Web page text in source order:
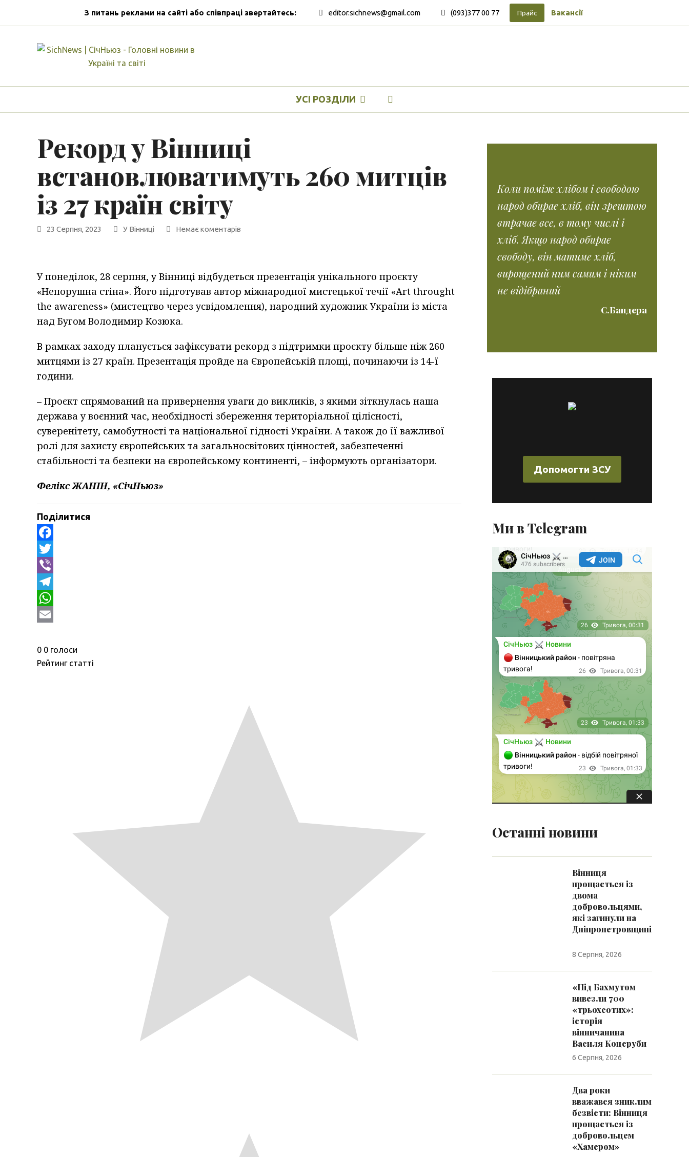
З питань реклами на сайті або співпраці звертайтесь: editor.sichnews@gmail.com (093)377 00 77 Прайс Вакансії
УСІ РОЗДІЛИ
Рекорд у Вінниці
встановлюватимуть 260 митців
із 27 країн світу
23 Серпня, 2023 У Вінниці Немає коментарів
У понеділок, 28 серпня, у Вінниці відбудеться презентація унікального проєкту
«Непорушна стіна». Його підготував автор міжнародної мистецької течії «Art throught
the awareness» (мистецтво через усвідомлення), народний художник України із міста
над Бугом Володимир Козюка.
В рамках заходу планується зафіксувати рекорд з підтримки проєкту більше ніж 260
митцями із 27 країн. Презентація пройде на Європейській площі, починаючи із 14-ї
години.
– Проєкт спрямований на привернення уваги до викликів, з якими зіткнулась наша
держава у воєнний час, необхідності збереження територіальної цілісності,
суверенітету, самобутності та національної гідності України. А також до її важливої
ролі для захисту європейських та загальносвітових цінностей, забезпеченні
стабільності та безпеки на європейському континенті, – інформують організатори.
Фелікс ЖАНІН, «СічНьюз»
Поділитися
Facebook
Twitter
Viber
Telegram
WhatsApp
0 0 голоси
Рейтинг статті
Коли поміж хлібом і свободою
народ обирає хліб, він зрештою
втрачає все, в тому числі і
хліб. Якщо народ обирає
свободу, він матиме хліб,
вирощений ним самим і ніким
не відібраний
С.Бандера
Допомогти ЗСУ
Ми в Telegram
Останні новини
Вінниця
прощається із
двома
добровольцями,
які загинули на
Дніпропетровщині
8 Серпня, 2026
«Під Бахмутом
вивезли 700
«трьохсотих»:
історія
вінничанина
Василя Коцеруби
6 Серпня, 2026
Два роки
вважався зниклим
безвісти: Вінниця
прощається із
добровольцем
«Хамером»